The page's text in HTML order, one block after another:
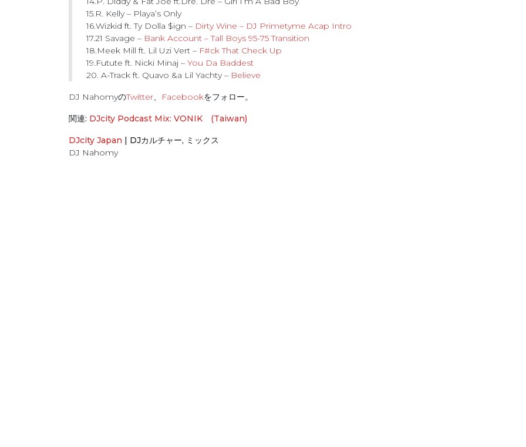
15.R. Kelly – Playa’s Only
16.Wizkid ft. Ty Dolla $ign – Dirty Wine – DJ Primetyme Acap Intro
17.21 Savage – Bank Account – Tall Boys 95-75 Transition
18.Meek Mill ft. Lil Uzi Vert – F#ck That Check Up
19.Futute ft. Nicki Minaj – You Da Baddest
20. A-Track ft. Quavo &a Lil Yachty – Believe
DJ NahomyのTwitter Facebookをフォロー。
関連: DJcity Podcast Mix: VONIK (Taiwan)
DJcity Japan | DJカルチャー, ミックス
DJ Nahomy